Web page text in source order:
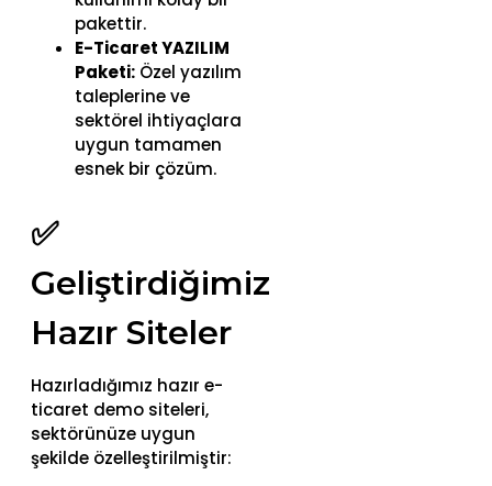
pakettir.
E-Ticaret YAZILIM
Paketi: Özel yazılım
taleplerine ve
sektörel ihtiyaçlara
uygun tamamen
esnek bir çözüm.
✅
Geliştirdiğimiz
Hazır Siteler
Hazırladığımız hazır e-
ticaret demo siteleri,
sektörünüze uygun
şekilde özelleştirilmiştir: